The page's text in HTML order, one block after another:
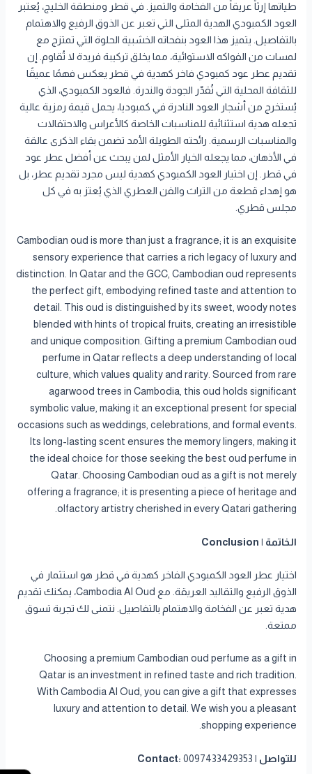
طياتها إرثاً عريقاً من الفخامة والتميز. في قطر ومنطقة الخليج، يُعتبر
العود الكمبودي الهدية المثلى التي تعبر عن الذوق الرفيع والاهتمام
بالتفاصيل. يتميز هذا العود بنفحاته الخشبية الحلوة التي تمتزج مع
لمسات من الفواكه الاستوائية، مما يخلق تركيبة فريدة لا تُقاوم. إن
تقديم عطر عود كمبودي فاخر كهدية في قطر يعكس فهمًا عميقًا
للثقافة المحلية التي تُقدّر الجودة والندرة. فالعود الكمبودي، الذي
يُستخرج من أشجار العود النادرة في كمبوديا، يحمل قيمة رمزية عالية
تجعله هدية استثنائية للمناسبات الخاصة كالأعراس والاحتفالات
والمناسبات الرسمية. رائحته الطويلة الأمد تضمن بقاء الذكرى عالقة
في الأذهان، مما يجعله الخيار الأمثل لمن يبحث عن أفضل عطر عود
في قطر. إن اختيار العود الكمبودي كهدية ليس مجرد تقديم عطر، بل
هو إهداء قطعة من التراث والفن العطري الذي يُعتز به في كل
مجلس قطري.
Cambodian oud is more than just a fragrance; it is an exquisite
sensory experience that carries a rich legacy of luxury and
distinction. In Qatar and the GCC, Cambodian oud represents
the perfect gift, embodying refined taste and attention to
detail. This oud is distinguished by its sweet, woody notes
blended with hints of tropical fruits, creating an irresistible
and unique composition. Gifting a premium Cambodian oud
perfume in Qatar reflects a deep understanding of local
culture, which values quality and rarity. Sourced from rare
agarwood trees in Cambodia, this oud holds significant
symbolic value, making it an exceptional present for special
occasions such as weddings, celebrations, and formal events.
Its long-lasting scent ensures the memory lingers, making it
the ideal choice for those seeking the best oud perfume in
Qatar. Choosing Cambodian oud as a gift is not merely
offering a fragrance; it is presenting a piece of heritage and
olfactory artistry cherished in every Qatari gathering.
الخاتمة | Conclusion
اختيار عطر العود الكمبودي الفاخر كهدية في قطر هو استثمار في
الذوق الرفيع والتقاليد العريقة. مع Cambodia Al Oud، يمكنك تقديم
هدية تعبر عن الفخامة والاهتمام بالتفاصيل. نتمنى لك تجربة تسوق
ممتعة.
Choosing a premium Cambodian oud perfume as a gift in
Qatar is an investment in refined taste and rich tradition.
With Cambodia Al Oud, you can give a gift that expresses
luxury and attention to detail. We wish you a pleasant
shopping experience.
للتواصل | Contact: 0097433429353